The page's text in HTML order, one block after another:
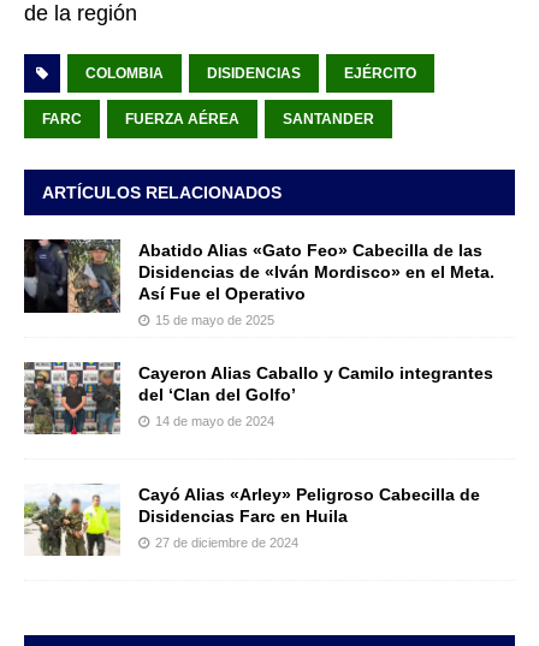
de la región
COLOMBIA DISIDENCIAS EJÉRCITO
FARC FUERZA AÉREA SANTANDER
ARTÍCULOS RELACIONADOS
Abatido Alias «Gato Feo» Cabecilla de las
Disidencias de «Iván Mordisco» en el Meta.
Así Fue el Operativo
15 de mayo de 2025
Cayeron Alias Caballo y Camilo integrantes
del ‘Clan del Golfo’
14 de mayo de 2024
Cayó Alias «Arley» Peligroso Cabecilla de
Disidencias Farc en Huila
27 de diciembre de 2024